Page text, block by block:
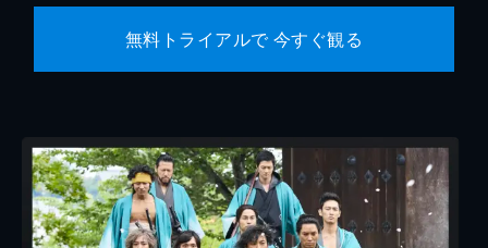
無料トライアルで 今すぐ観る